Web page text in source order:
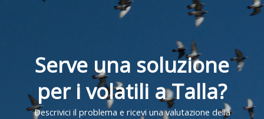
Serve una soluzione
per i volatili a Talla?
Descrivici il problema e ricevi una valutazione della